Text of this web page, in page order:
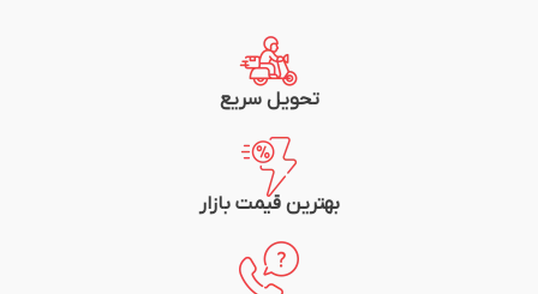
تحویل سریع
بهترین قیمت بازار